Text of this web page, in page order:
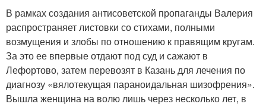
В рамках создания антисоветской пропаганды Валерия
распространяет листовки со стихами, полными
возмущения и злобы по отношению к правящим кругам.
За это ее впервые отдают под суд и сажают в
Лефортово, затем перевозят в Казань для лечения по
диагнозу «вялотекущая параноидальная шизофрения».
Вышла женщина на волю лишь через несколько лет, в